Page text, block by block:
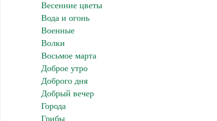
Весенние цветы
Вода и огонь
Военные
Волки
Восьмое марта
Доброе утро
Доброго дня
Добрый вечер
Города
Грибы